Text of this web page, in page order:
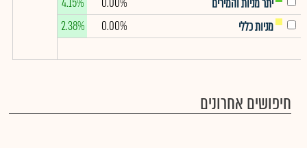
יתר מניות והמירים
מניות כללי
0.00%
2.38%
חיפושים אחרונים